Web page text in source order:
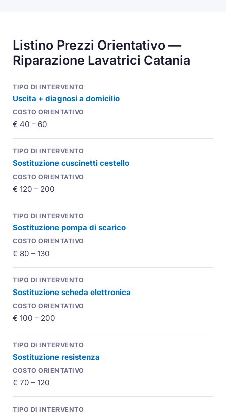
Listino Prezzi Orientativo —
Riparazione Lavatrici Catania
Uscita + diagnosi a domicilio
€ 40 – 60
Sostituzione cuscinetti cestello
€ 120 – 200
Sostituzione pompa di scarico
€ 80 – 130
Sostituzione scheda elettronica
€ 100 – 200
Sostituzione resistenza
€ 70 – 120